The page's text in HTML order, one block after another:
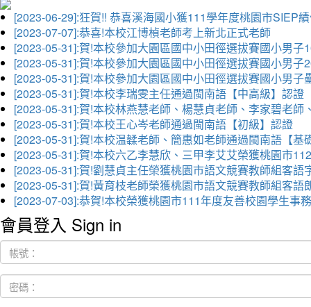
[2023-06-29]:狂賀!! 恭喜溪海國小獲111學年度桃園市SIEP
[2023-07-07]:恭喜!本校江博楨老師考上新北正式老師
[2023-05-31]:賀!本校參加大園區國中小田徑選拔賽國小男子
[2023-05-31]:賀!本校參加大園區國中小田徑選拔賽國小男
[2023-05-31]:賀!本校參加大園區國中小田徑選拔賽國小男子
[2023-05-31]:賀!本校李瑞雯主任通過閩南語【中高級】認證
[2023-05-31]:賀!本校林燕慧老師、楊慧貞老師、李家碧老
[2023-05-31]:賀!本校王心岑老師通過閩南語【初級】認證
[2023-05-31]:賀!本校温韖老師、簡惠如老師通過閩南語【基
[2023-05-31]:賀!本校六乙李慧欣、三甲李艾艾榮獲桃園市
[2023-05-31]:賀!劉慧貞主任榮獲桃園市語文競賽教師組客語
[2023-05-31]:賀!黃育枝老師榮獲桃園市語文競賽教師組客語
[2023-07-03]:恭賀!本校榮獲桃園市111年度友善校園學生事
會員登入 Sign in